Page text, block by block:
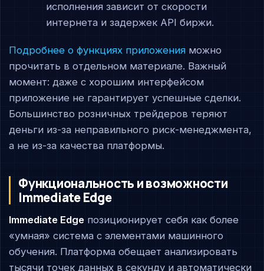
исполнения зависит от скорости
интернета и задержек API биржи.
Подробнее о функциях приложения можно
прочитать в отдельном материале. Важный
момент: даже с хорошим интерфейсом
приложение не гарантирует успешные сделки.
Большинство розничных трейдеров теряют
деньги из-за неправильного риск-менеджмента,
а не из-за качества платформы.
Функциональность и возможности
Immediate Edge
Immediate Edge позиционирует себя как более
«умная» система с элементами машинного
обучения. Платформа обещает анализировать
тысячи точек данных в секунду и автоматически